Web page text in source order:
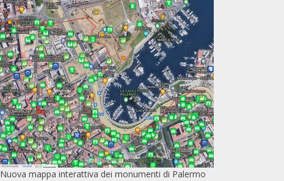
Nuova mappa interattiva dei monumenti di Palermo